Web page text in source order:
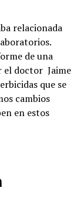
relacionada
de una
el doctor Jaime
que se
cambios
en estos